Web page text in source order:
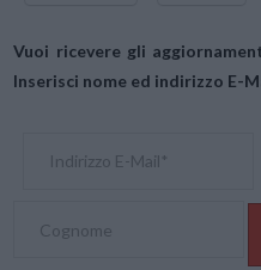
Vuoi ricevere gli
Inserisci nome ed indirizzo E-